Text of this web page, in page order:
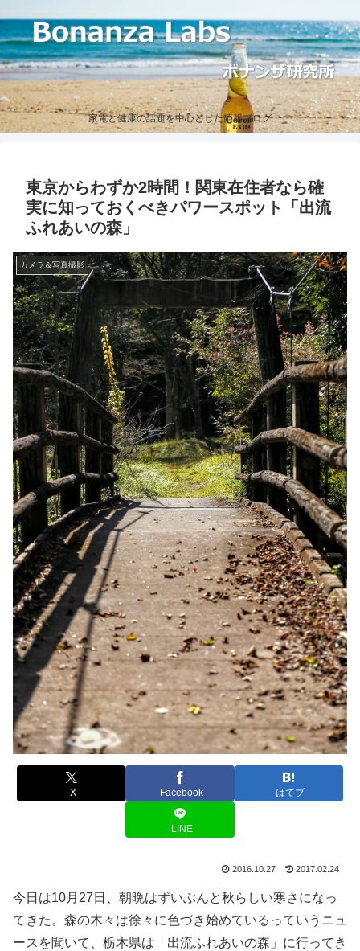
家電と健康の話題を中心とした情報ブログ
東京からわずか2時間！関東在住者なら確
実に知っておくべきパワースポット「出流
ふれあいの森」
カメラ＆写真撮影
X Facebook はてブ
LINE
2016.10.27 2017.02.24
今日は10月27日、朝晩はずいぶんと秋らしい寒さになっ
てきた。森の木々は徐々に色づき始めているっていうニュ
ースを聞いて、栃木県は「出流ふれあいの森」に行ってき